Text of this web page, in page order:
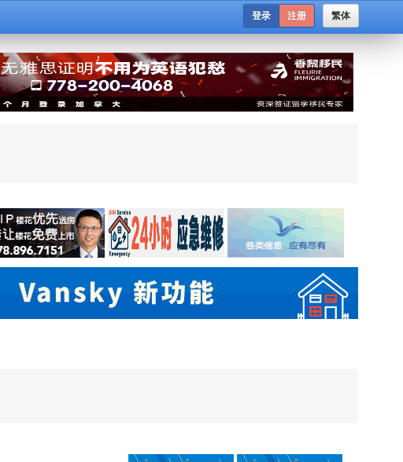
繁体
登录 注册